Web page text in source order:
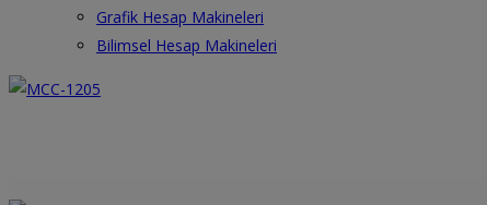
Grafik Hesap Makineleri
Bilimsel Hesap Makineleri